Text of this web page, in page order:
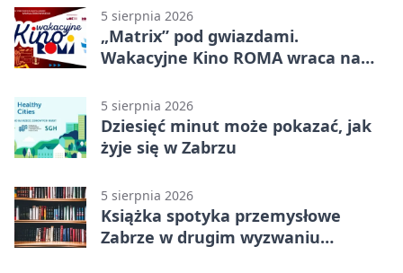
5 sierpnia 2026
„Matrix” pod gwiazdami.
Wakacyjne Kino ROMA wraca na
5 sierpnia 2026
Dziesięć minut może pokazać, jak
żyje się w Zabrzu
5 sierpnia 2026
Książka spotyka przemysłowe
Zabrze w drugim wyzwaniu